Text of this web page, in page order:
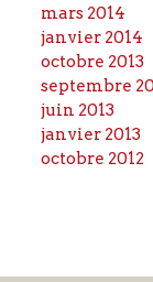
mars 2014
janvier 2014
octobre 2013
septembre
juin 2013
janvier 2013
octobre 2012